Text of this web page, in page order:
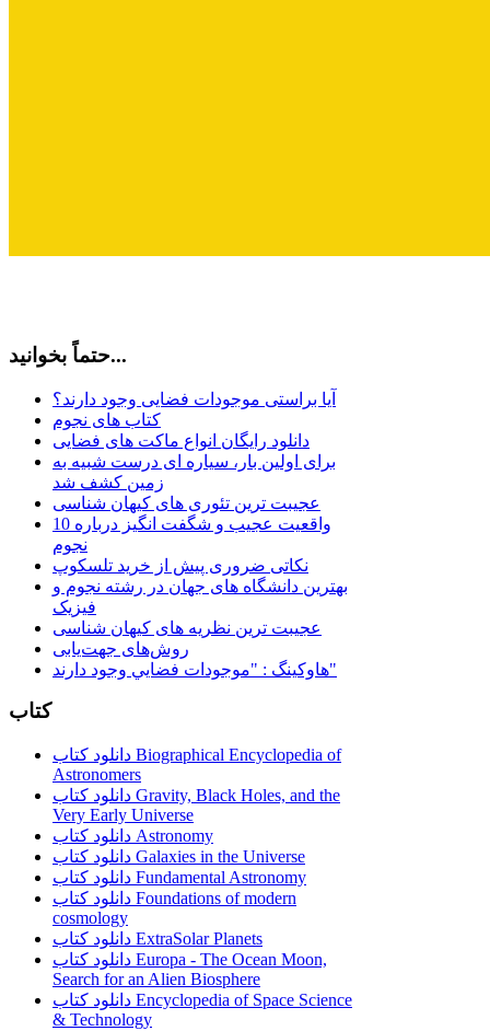
حتماً بخوانید...
آیا براستی موجودات فضایی وجود دارند؟
کتاب های نجوم
دانلود رایگان انواع ماکت های فضایی
برای اولین بار، سیاره ای درست شبیه به
زمین کشف شد
عجیبت ترین تئوری های کیهان شناسی
10 واقعیت عجیب و شگفت انگیز درباره
نجوم
نکاتی ضروری پیش از خرید تلسکوپ
بهترین دانشگاه های جهان در رشته نجوم و
فیزیک
عجیبت ترین نظریه های کیهان شناسی
روش‌های جهت‌یابی
هاوكينگ : "موجودات فضايي وجود دارند"
کتاب
دانلود کتاب Biographical Encyclopedia of
Astronomers
دانلود کتاب Gravity, Black Holes, and the
Very Early Universe
دانلود کتاب Astronomy
دانلود کتاب Galaxies in the Universe
دانلود کتاب Fundamental Astronomy
دانلود کتاب Foundations of modern
cosmology
دانلود کتاب ExtraSolar Planets
دانلود کتاب Europa - The Ocean Moon,
Search for an Alien Biosphere
دانلود کتاب Encyclopedia of Space Science
& Technology